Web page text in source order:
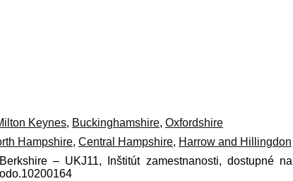
Keynes, Buckinghamshire, Oxfordshire
Hampshire, Central Hampshire, Harrow and Hillingdon
– UKJ11, Inštitút zamestnanosti, dostupné na